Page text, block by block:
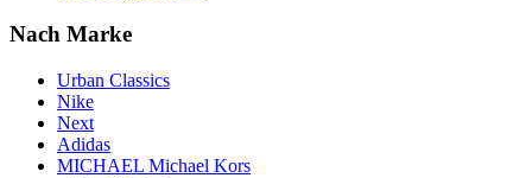
Nach Marke
Urban Classics
Nike
Next
Adidas
MICHAEL Michael Kors